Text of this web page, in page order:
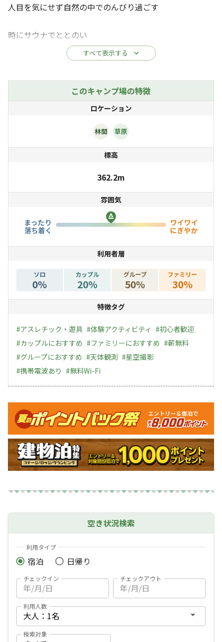
人目を気にせず自然の中でのんびり過ごす
時にサウナでととのい
時に映画や遊具を楽しみ
時にBBQやアウトドア飯でおなかを満たし
時間の許すまま 家族、パートナー、友人と
すべて表示する
このキャンプ場の特徴
ロケーション
林間 草原
標高
362.2m
雰囲気
まったり
落ち着く
ワイワイ
にぎやか
利用者層
ソロ
0%
カップル
20%
グループ
50%
ファミリー
30%
特徴タグ
#アスレチック・遊具 #体験アクティビティ #初心者歓迎
#カップルにおすすめ #ファミリーにおすすめ #薪無料
#グループにおすすめ #天体観測 #星空撮影
#携帯電波あり #無料Wi-Fi
キャンペーン
空き状況検索
利用タイプ
宿泊 日帰り
チェックイン チェックアウト
利用人数
検索対象